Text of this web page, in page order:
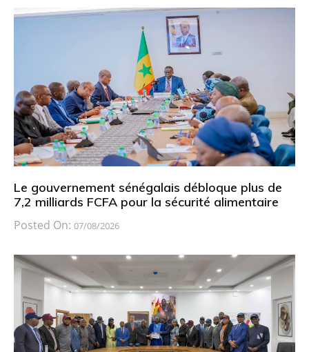
Le gouvernement sénégalais débloque plus de
7,2 milliards FCFA pour la sécurité alimentaire
Posted On: 07/08/2026